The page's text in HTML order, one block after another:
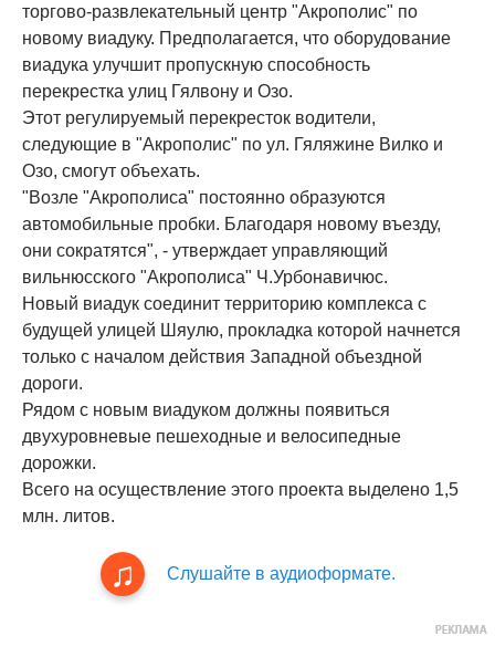
торгово-развлекательный центр "Акрополис" по
новому виадуку. Предполагается, что оборудование
виадука улучшит пропускную способность
перекрестка улиц Гялвону и Озо.
Этот регулируемый перекресток водители,
следующие в "Акрополис" по ул. Гяляжине Вилко и
Озо, смогут объехать.
"Возле "Акрополиса" постоянно образуются
автомобильные пробки. Благодаря новому въезду,
они сократятся", - утверждает управляющий
вильнюсского "Акрополиса" Ч.Урбонавичюс.
Новый виадук соединит территорию комплекса с
будущей улицей Шяулю, прокладка которой начнется
только с началом действия Западной объездной
дороги.
Рядом с новым виадуком должны появиться
двухуровневые пешеходные и велосипедные
дорожки.
Всего на осуществление этого проекта выделено 1,5
млн. литов.
Слушайте в аудиоформате.